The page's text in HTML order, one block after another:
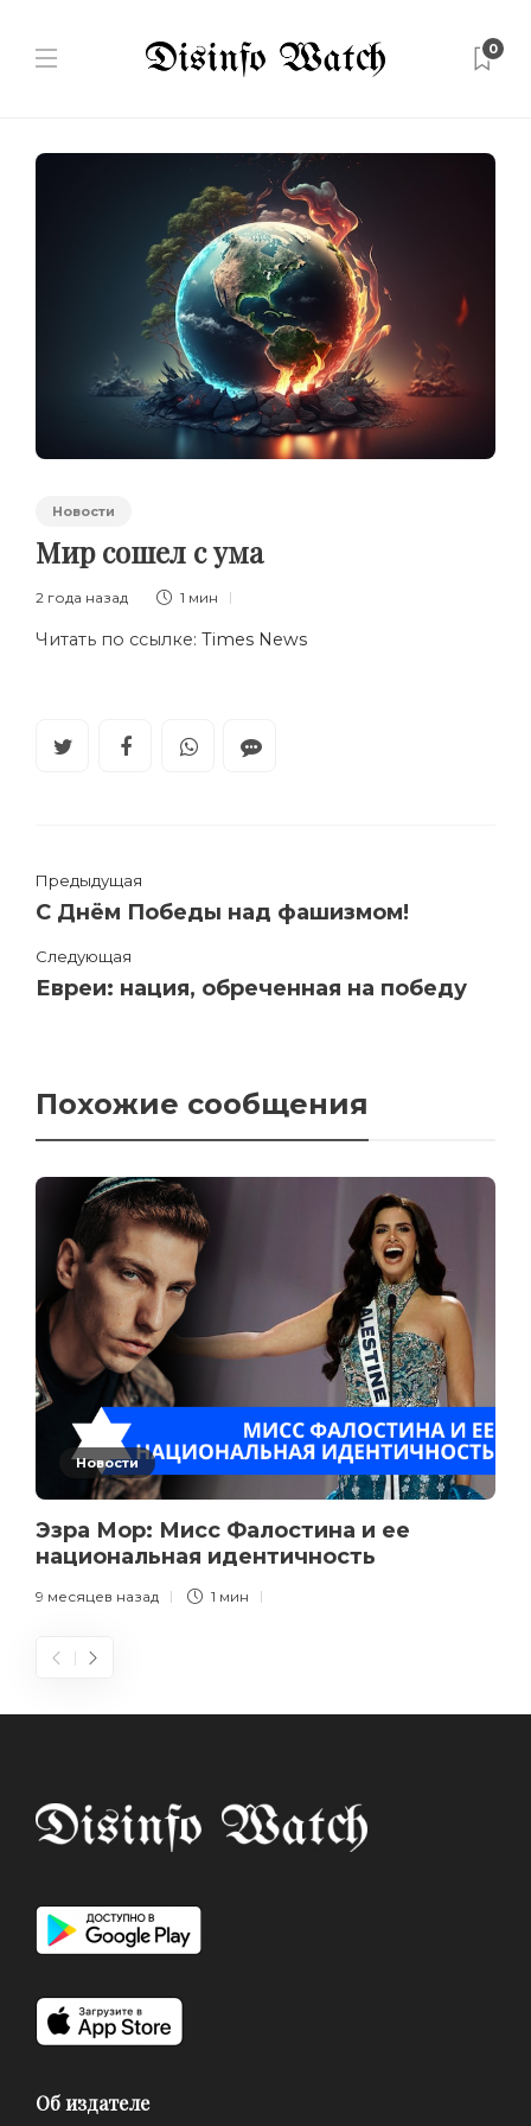
0
Новости
Мир сошел с ума
2 года назад 1 мин
Читать по ссылке: Times News
Предыдущая
С Днём Победы над фашизмом!
Следующая
Евреи: нация, обреченная на победу
Похожие сообщения
Новости
Эзра Мор: Мисс Фалостина и ее
национальная идентичность
9 месяцев назад 1 мин
Об издателе